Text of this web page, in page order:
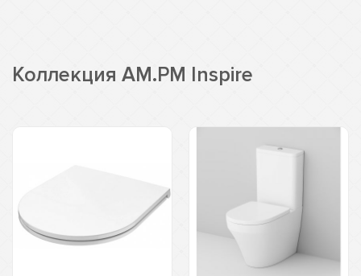
Коллекция AM.PM Inspire